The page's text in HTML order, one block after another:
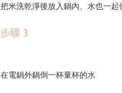
把米洗乾淨後放入鍋內、水也一起
步驟 3
在電鍋外鍋倒一杯量杯的水